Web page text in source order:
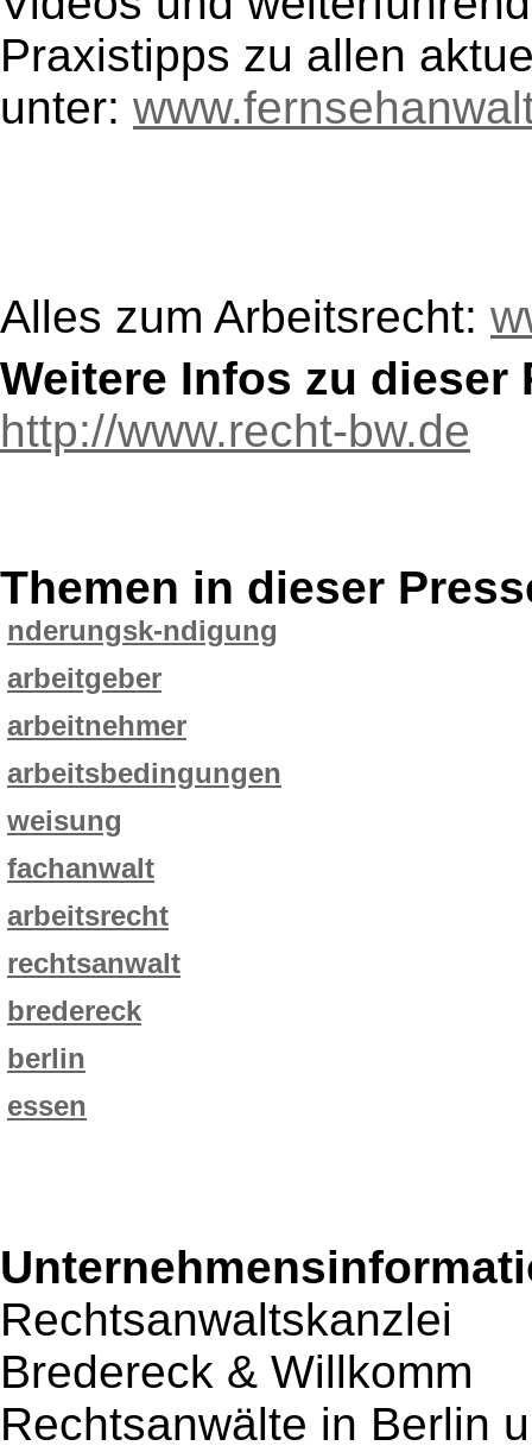
Praxistipps zu allen
unter:
Alles zum Arbeitsrecht:
Weitere Infos zu dieser
http://www.recht-bw.de
Themen in dieser
nderungsk-ndigung
arbeitgeber
arbeitnehmer
arbeitsbedingungen
weisung
fachanwalt
arbeitsrecht
rechtsanwalt
bredereck
berlin
essen
Rechtsanwaltskanzlei
Bredereck & Willkomm
Rechtsanwälte in Berlin